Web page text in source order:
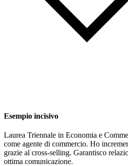
Esempio incisivo
Laurea Triennale in Economia e
come agente di commercio. Ho
grazie al cross-selling. Garantisco
ottima comunicazione.